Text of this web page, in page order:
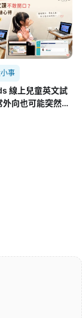
事
線上兒童英文試
向也可能突然不